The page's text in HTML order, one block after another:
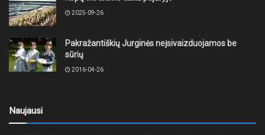
2025-09-26
Pakražantiškių Jurginės neįsivaizduojamos be
sūrių
2016-04-26
Naujausi